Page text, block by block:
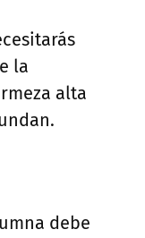
la
alta
debe